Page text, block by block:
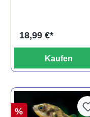
18,99 €*
Kaufen
%